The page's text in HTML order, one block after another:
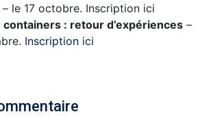
– le 17 octobre. Inscription ici
containers : retour d’expériences –
Inscription ici